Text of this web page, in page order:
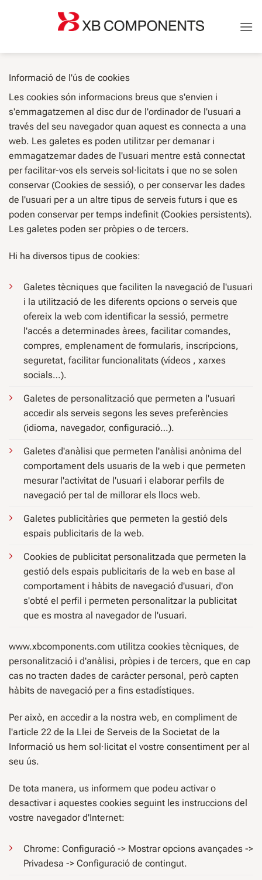
Informació de l'ús de cookies
Les cookies són informacions breus que s'envien i
s'emmagatzemen al disc dur de l'ordinador de l'usuari a
través del seu navegador quan aquest es connecta a una
web. Les galetes es poden utilitzar per demanar i
emmagatzemar dades de l'usuari mentre està connectat
per facilitar-vos els serveis sol·licitats i que no se solen
conservar (Cookies de sessió), o per conservar les dades
de l'usuari per a un altre tipus de serveis futurs i que es
poden conservar per temps indefinit (Cookies persistents).
Les galetes poden ser pròpies o de tercers.
Hi ha diversos tipus de cookies:
Galetes tècniques que faciliten la navegació de l'usuari
i la utilització de les diferents opcions o serveis que
ofereix la web com identificar la sessió, permetre
l'accés a determinades àrees, facilitar comandes,
compres, emplenament de formularis, inscripcions,
seguretat, facilitar funcionalitats (vídeos , xarxes
socials…).
Galetes de personalització que permeten a l'usuari
accedir als serveis segons les seves preferències
(idioma, navegador, configuració…).
Galetes d'anàlisi que permeten l'anàlisi anònima del
comportament dels usuaris de la web i que permeten
mesurar l'activitat de l'usuari i elaborar perfils de
navegació per tal de millorar els llocs web.
Galetes publicitàries que permeten la gestió dels
espais publicitaris de la web.
Cookies de publicitat personalitzada que permeten la
gestió dels espais publicitaris de la web en base al
comportament i hàbits de navegació d'usuari, d'on
s'obté el perfil i permeten personalitzar la publicitat
que es mostra al navegador de l'usuari.
www.xbcomponents.com utilitza cookies tècniques, de
personalització i d'anàlisi, pròpies i de tercers, que en cap
cas no tracten dades de caràcter personal, però capten
hàbits de navegació per a fins estadístiques.
Per això, en accedir a la nostra web, en compliment de
l'article 22 de la Llei de Serveis de la Societat de la
Informació us hem sol·licitat el vostre consentiment per al
seu ús.
De tota manera, us informem que podeu activar o
desactivar i aquestes cookies seguint les instruccions del
vostre navegador d'Internet:
Chrome: Configuració -> Mostrar opcions avançades ->
Privadesa -> Configuració de contingut.